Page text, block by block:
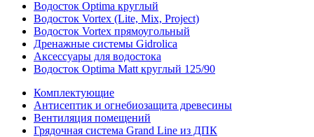
Водосток Optima круглый
Водосток Vortex (Lite, Mix, Project)
Водосток Vortex прямоугольный
Дренажные системы Gidrolica
Аксессуары для водостока
Водосток Optima Matt круглый 125/90
Комплектующие
Антисептик и огнебиозащита древесины
Вентиляция помещений
Грядочная система Grand Line из ДПК